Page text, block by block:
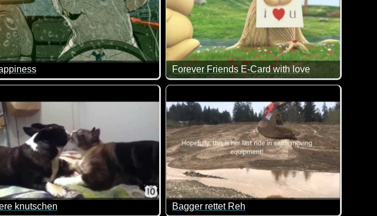
um den Kindern damit eine Freude zu bereiten! Aber leider ist er etwas zu klein
wird man nicht, wenn man sein ganzes Leben lang nur dem Geld hinterher rennt
Forever Friends E-Card with love
Das ist doch auch mal wieder ein wirklich liebes
knutschen
Bagger rettet Reh